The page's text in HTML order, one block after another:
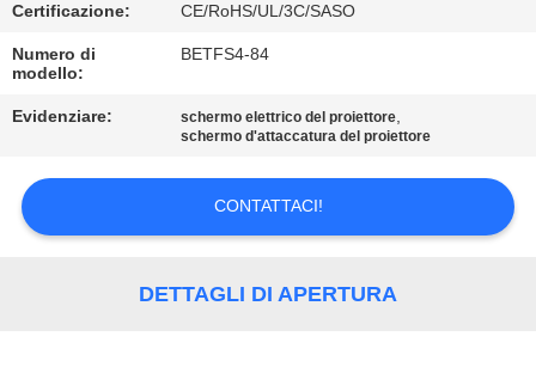
NOTIZIE
CASI
CONFERENCE
ROOM
SOLUTION
Certificazione: CE/RoHS/UL/3C/SASO
Numero di
modello:
BETFS4-84
Evidenziare: schermo elettrico del proiettore,
schermo d'attaccatura del proiettore
CONTATTACI!
DETTAGLI DI APERTURA